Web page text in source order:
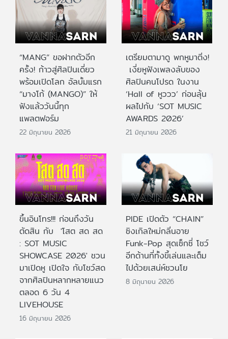
“MANG” ขอฝากตัวอีก
ครั้ง! ก้าวสู่ศิลปินเดี่ยว
พร้อมเปิดโลก อัลบั้มแรก
“มางโก้ (MANGO)” ให้
ฟังแล้ววันนี้ทุก
แพลตฟอร์ม
22 มิถุนายน 2026
เตรียมตามาดู พกหูมาติ่ง!
เงี่ยหูฟังเพลงลับของ
ศิลปินคนโปรด ในงาน
‘Hall of หูววว’ ก่อนลุ้น
ผลไปกับ ‘SOT MUSIC
AWARDS 2026’
21 มิถุนายน 2026
ขึ้นอินโทร!!! ก่อนถึงวัน
ตัดสิน กับ 'โสต สด สด
: SOT MUSIC
SHOWCASE 2026' ชวน
มาเปิดหู เปิดใจ กับโชว์สด
จากศิลปินหลากหลายแนว
ตลอด 6 วัน 4
LIVEHOUSE
16 มิถุนายน 2026
PIDE เปิดตัว “CHAIN”
ซิงเกิลใหม่กลิ่นอาย
Funk-Pop สุดเซ็กซี่ โชว์
อีกด้านที่ทั้งขี้เล่นและเต็ม
ไปด้วยเสน่ห์ชวนโย
8 มิถุนายน 2026